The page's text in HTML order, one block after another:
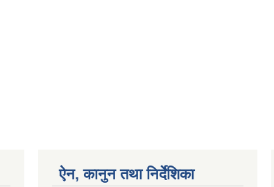
ऐन, कानुन तथा निर्देशिका